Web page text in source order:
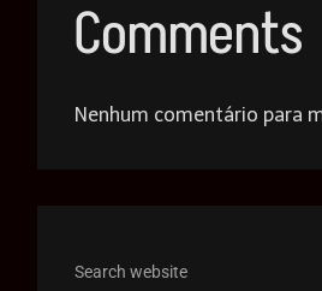
Comments
Nenhum comentário para